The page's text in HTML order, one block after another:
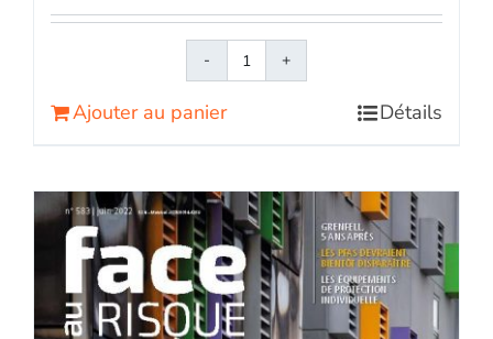
quantité
papier
n°
582
-
Mai
2022
Ajouter au panier Détails